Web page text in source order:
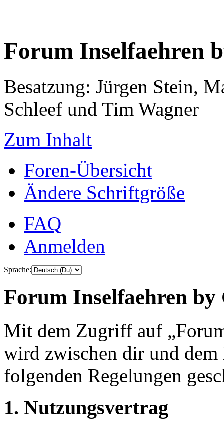
Forum Inselfaehren
Besatzung: Jürgen Stein,
Schleef und Tim Wagner
Zum Inhalt
Foren-Übersicht
Ändere Schriftgröße
FAQ
Anmelden
Sprache:
Forum Inselfaehren
Mit dem Zugriff auf
wird zwischen dir und
folgenden Regelungen
1. Nutzungsvertrag